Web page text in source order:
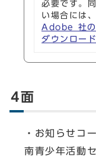
必要です。
い場合には、
Adobe 社
ダウンロー
4面
・お知らせコ
南青少年活動